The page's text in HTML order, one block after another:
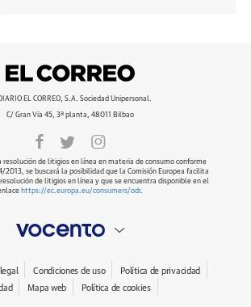
EL CORREO, S.A. Sociedad Unipersonal.
C/ Gran Vía 45, 3ª planta, 48011 Bilbao
resolución de litigios en línea en materia de consumo conforme
2013, se buscará la posibilidad que la Comisión Europea facilita
de litigios en línea y que se encuentra disponible en el
https://ec.europa.eu/consumers/odr.
Condiciones de uso
Política de privacidad
Mapa web Política de cookies